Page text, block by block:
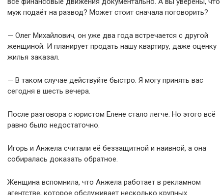
муж подаёт на развод? Может стоит сначала поговорить?
— Олег Михайлович, он уже два года встречается с другой
женщиной. И планирует продать нашу квартиру, даже оценку
жилья заказал.
— В таком случае действуйте быстро. Я могу принять вас
сегодня в шесть вечера.
После разговора с юристом Елене стало легче. Но этого всё
равно было недостаточно.
Игорь и Анжела считали её беззащитной и наивной, а она
собиралась доказать обратное.
Женщина вспомнила, что Анжела работает в рекламном
агентстве, которое обслуживает несколько крупных